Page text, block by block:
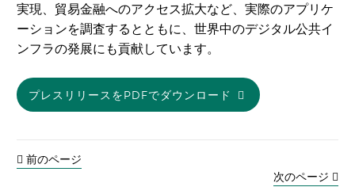
実現、貿易金融へのアクセス拡大など、実際のアプリケ
ーションを調査するとともに、世界中のデジタル公共イ
ンフラの発展にも貢献しています。
プレスリリースをPDFでダウンロード
前のページ
次のページ